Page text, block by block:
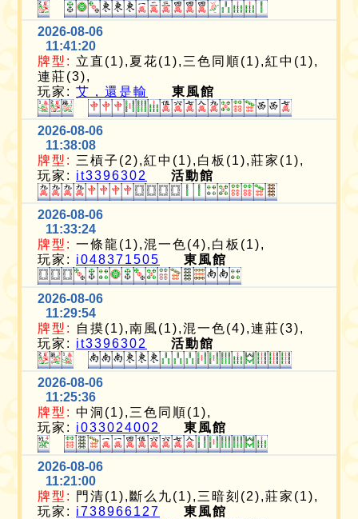
2026-08-06
11:41:20
牌型: 立直(1),夏花(1),三色同順(1),紅中(1),
連莊(3),
玩家:艾，還是輸 東風館
2026-08-06
11:38:08
牌型: 三槓子(2),紅中(1),白板(1),莊家(1),
玩家: it3396302 活動館
2026-08-06
11:33:24
牌型: 一條龍(1),混一色(4),白板(1),
玩家: i048371505 東風館
2026-08-06
11:29:54
牌型:
自摸(1),南風(1),混一色(4),連莊(3),
玩家: it3396302 活動館
2026-08-06
11:25:36
牌型: 中洞(1),三色同順(1),
玩家: i033024002 東風館
2026-08-06
11:21:00
牌型:
門清(1),斷么九(1),三暗刻(2),莊家(1),
玩家: i738966127 東風館